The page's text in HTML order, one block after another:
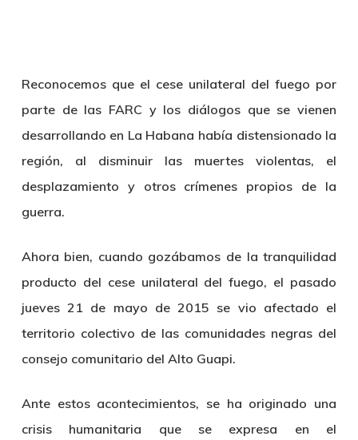
Reconocemos que el cese unilateral del fuego por
parte de las FARC y los diálogos que se vienen
desarrollando en La Habana había distensionado la
región, al disminuir las muertes violentas, el
desplazamiento y otros crímenes propios de la
guerra.
Ahora bien, cuando gozábamos de la tranquilidad
producto del cese unilateral del fuego, el pasado
jueves 21 de mayo de 2015 se vio afectado el
territorio colectivo de las comunidades negras del
consejo comunitario del Alto Guapi.
Ante estos acontecimientos, se ha originado una
crisis humanitaria que se expresa en el